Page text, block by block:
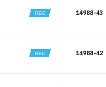
14988-43
14988-42